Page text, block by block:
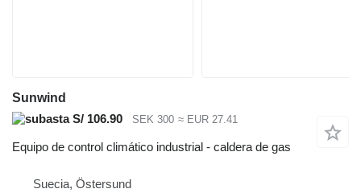
Sunwind
S/ 106.90
SEK 300 ≈ EUR 27.41
Equipo de control climático industrial - caldera de gas
Suecia, Östersund